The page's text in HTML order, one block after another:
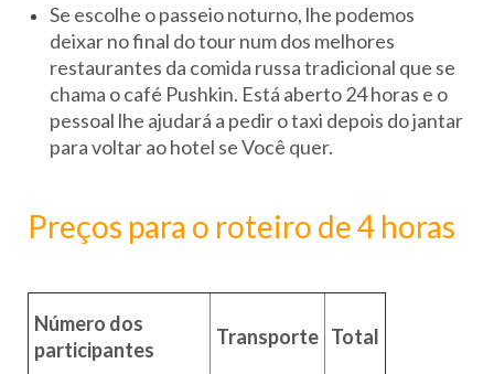
Se escolhe o passeio noturno, lhe podemos
deixar no final do tour num dos melhores
restaurantes da comida russa tradicional que se
chama o café Pushkin. Está aberto 24 horas e o
pessoal lhe ajudará a pedir o taxi depois do jantar
para voltar ao hotel se Você quer.
Preços para o roteiro de 4 horas
Número dos
participantes
Transporte Total